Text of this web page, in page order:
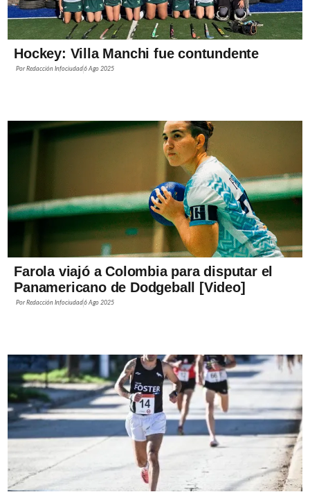
Hockey: Villa Manchi fue contundente
PorRedacción Infociudad6 Ago 2025
Farola viajó a Colombia para disputar el
Panamericano de Dodgeball [Video]
PorRedacción Infociudad6 Ago 2025